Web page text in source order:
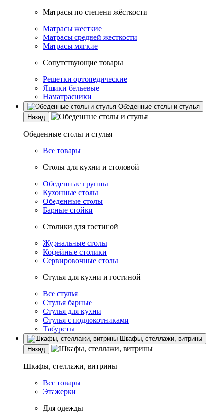
Матрасы по степени жёсткости
Матрасы жесткие
Матрасы средней жесткости
Матрасы мягкие
Сопутствующие товары
Решетки ортопедические
Ящики бельевые
Наматрасники
Обеденные столы и стулья
Назад
Обеденные столы и стулья
Все товары
Столы для кухни и столовой
Обеденные группы
Кухонные столы
Обеденные столы
Барные стойки
Столики для гостиной
Журнальные столы
Кофейные столики
Сервировочные столы
Стулья для кухни и гостиной
Все стулья
Стулья барные
Стулья для кухни
Стулья с подлокотниками
Табуреты
Шкафы, стеллажи, витрины
Назад
Шкафы, стеллажи, витрины
Все товары
Этажерки
Для одежды